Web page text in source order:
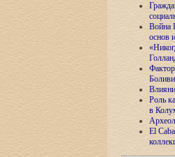
Война
основ
Роль
в
El